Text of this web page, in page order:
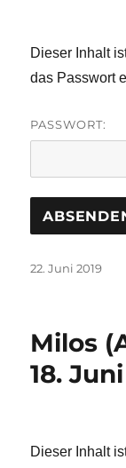
Dieser Inhalt
das Passwort
PASSWORT:
Veröffentlicht
22. Juni 2019
Milos
18.
Dieser Inhalt